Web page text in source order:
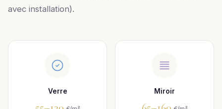
avec installation).
Verre Miroir